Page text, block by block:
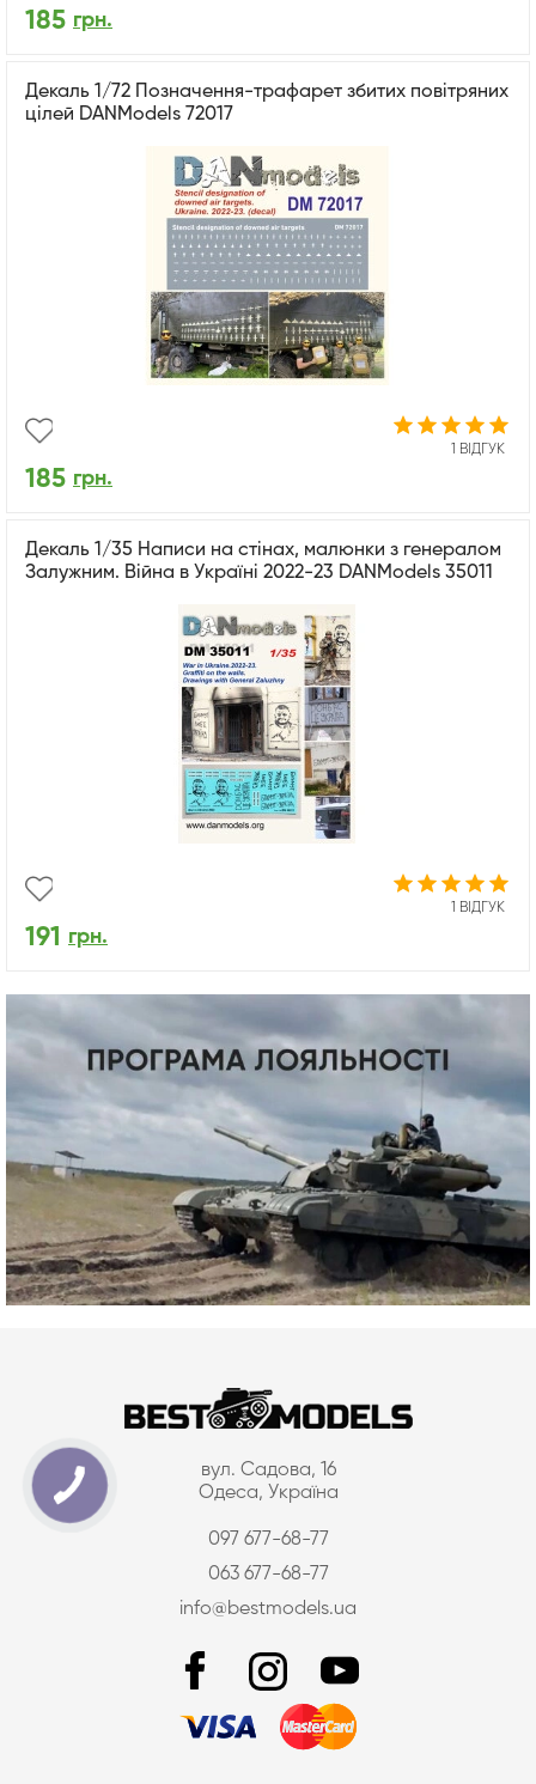
185 грн.
Декаль 1/72 Позначення-трафарет збитих повітряних
цілей DANModels 72017
1 ВІДГУК
185 грн.
Декаль 1/35 Написи на стінах, малюнки з генералом
Залужним. Війна в Україні 2022-23 DANModels 35011
1 ВІДГУК
191 грн.
вул. Садова, 16
Одеса, Україна
097 677-68-77
063 677-68-77
info@bestmodels.ua